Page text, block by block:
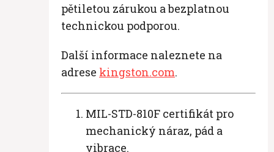
pětiletou zárukou a bezplatnou
technickou podporou.
Další informace naleznete na
adrese kingston.com.
MIL-STD-810F certifikát pro
mechanický náraz, pád a
vibrace.